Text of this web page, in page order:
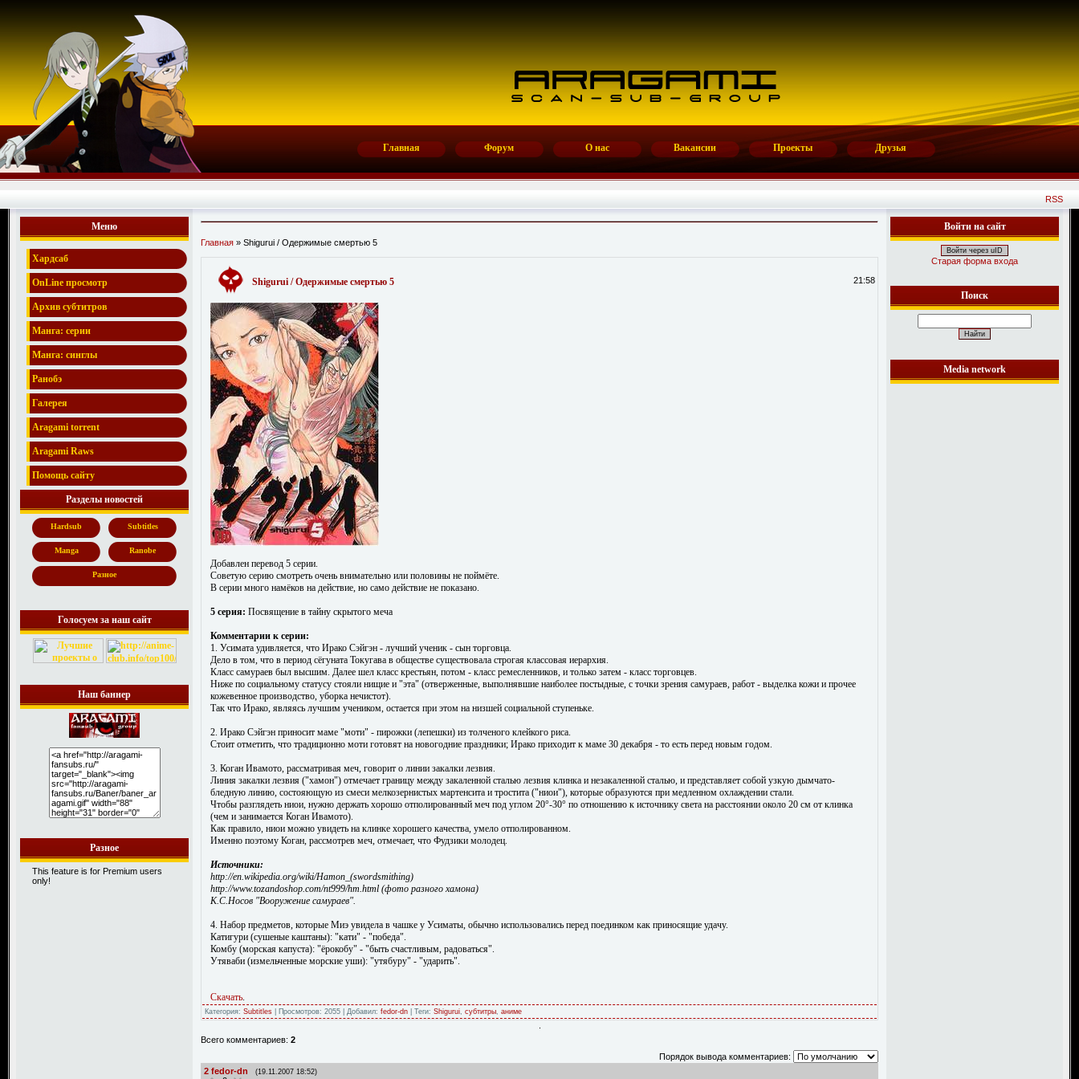
Главная Форум О нас Вакансии Проекты Друзья
RSS
Меню
Хардсаб
OnLine просмотр
Архив субтитров
Манга: серии
Манга: синглы
Ранобэ
Галерея
Aragami torrent
Aragami Raws
Помощь сайту
Разделы новостей
Hardsub Subtitles
Manga Ranobe
Разное
Голосуем за наш сайт
Наш баннер
Разное
This feature is for Premium users
only!
Главная » Shigurui / Одержимые смертью 5
Shigurui / Одержимые смертью 5 21:58
Добавлен перевод 5 серии.
Советую серию смотреть очень внимательно или половины не поймёте.
В серии много намёков на действие, но само действие не показано.
5 серия: Посвящение в тайну скрытого меча
Комментарии к серии:
1. Усимата удивляется, что Ирако Сэйгэн - лучший ученик - сын торговца.
Дело в том, что в период сёгуната Токугава в обществе существовала строгая классовая иерархия.
Класс самураев был высшим. Далее шел класс крестьян, потом - класс ремесленников, и только затем - класс торговцев.
Ниже по социальному статусу стояли нищие и "эта" (отверженные, выполнявшие наиболее постыдные, с точки зрения самураев, работ - выделка кожи и прочее
кожевенное производство, уборка нечистот).
Так что Ирако, являясь лучшим учеником, остается при этом на низшей социальной ступеньке.
2. Ирако Сэйгэн приносит маме "моти" - пирожки (лепешки) из толченого клейкого риса.
Стоит отметить, что традиционно моти готовят на новогодние праздники; Ирако приходит к маме 30 декабря - то есть перед новым годом.
3. Коган Ивамото, рассматривая меч, говорит о линии закалки лезвия.
Линия закалки лезвия ("хамон") отмечает границу между закаленной сталью лезвия клинка и незакаленной сталью, и представляет собой узкую дымчато-
бледную линию, состояющую из смеси мелкозернистых мартенсита и тростита ("ниои"), которые образуются при медленном охлаждении стали.
Чтобы разглядеть ниои, нужно держать хорошо отполированный меч под углом 20°-30° по отношению к источнику света на расстоянии около 20 см от клинка
(чем и занимается Коган Ивамото).
Как правило, ниои можно увидеть на клинке хорошего качества, умело отполированном.
Именно поэтому Коган, рассмотрев меч, отмечает, что Фудзики молодец.
Источники:
http://en.wikipedia.org/wiki/Hamon_(swordsmithing)
http://www.tozandoshop.com/nt999/hm.html (фото разного хамона)
К.С.Носов "Вооружение самураев".
4. Набор предметов, которые Миэ увидела в чашке у Усиматы, обычно использовались перед поединком как приносящие удачу.
Катигури (сушеные каштаны): "кати" - "победа".
Комбу (морская капуста): "ёрокобу" - "быть счастливым, радоваться".
Утяваби (измельченные морские уши): "утябуру" - "ударить".
Скачать
Категория: Subtitles | Просмотров: 2055 | Добавил: fedor-dn | Теги: Shigurui субтитры аниме
Всего комментариев: 2
Порядок вывода комментариев:
2 fedor-dn (19.11.2007 18:52)
Войти на сайт
Войти через uID
Старая форма входа
Поиск
Media network